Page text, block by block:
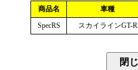
商品名 車種
SpecRS
スカイラインGT-R